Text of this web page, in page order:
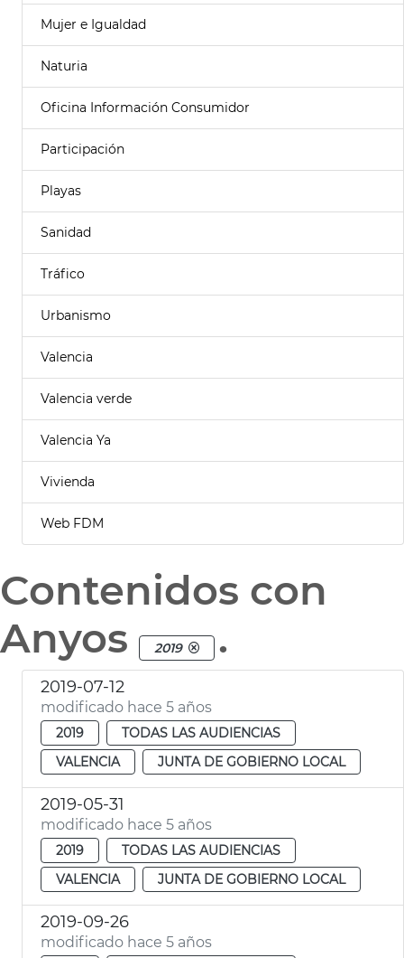
Mujer e Igualdad
Naturia
Oficina Información Consumidor
Participación
Playas
Sanidad
Tráfico
Urbanismo
Valencia
Valencia verde
Valencia Ya
Vivienda
Web FDM
Contenidos con
Anyos
2019 .
2019-07-12
modificado hace 5 años
2019
TODAS LAS AUDIENCIAS
VALENCIA
JUNTA DE GOBIERNO LOCAL
2019-05-31
modificado hace 5 años
2019
TODAS LAS AUDIENCIAS
VALENCIA
JUNTA DE GOBIERNO LOCAL
2019-09-26
modificado hace 5 años